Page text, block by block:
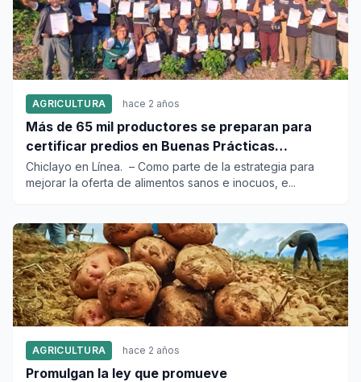
AGRICULTURA hace 2 años
Más de 65 mil productores se preparan para
certificar predios en Buenas Prácticas
Agrícolas
Chiclayo en Línea. – Como parte de la estrategia para
mejorar la oferta de alimentos sanos e inocuos, e...
AGRICULTURA hace 2 años
Promulgan la ley que promueve